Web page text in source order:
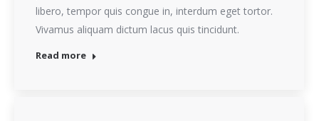
libero, tempor quis congue in, interdum eget tortor.
Vivamus aliquam dictum lacus quis tincidunt.
Read more